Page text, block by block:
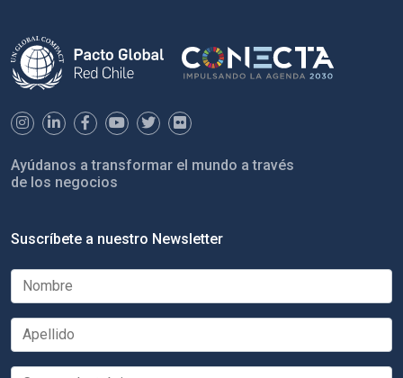
Ayúdanos a transformar el mundo a través
de los negocios
Suscríbete a nuestro Newsletter